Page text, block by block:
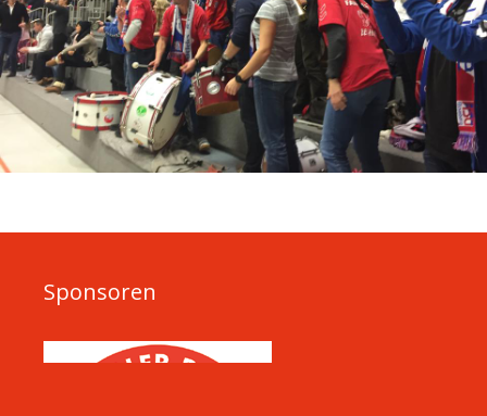
Sponsoren